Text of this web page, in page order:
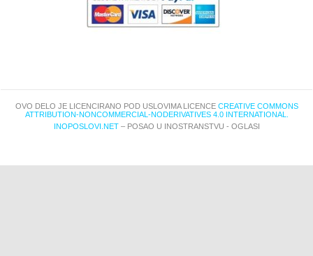
OVO DELO JE LICENCIRANO POD USLOVIMA LICENCE CREATIVE COMMONS
ATTRIBUTION-NONCOMMERCIAL-NODERIVATIVES 4.0 INTERNATIONAL.
INOPOSLOVI.NET– POSAO U INOSTRANSTVU - OGLASI